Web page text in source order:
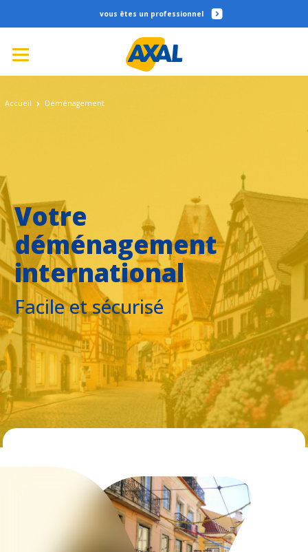
professionnel
Votre
déménagement
international
Facile et sécurisé
Accueil Déménagement